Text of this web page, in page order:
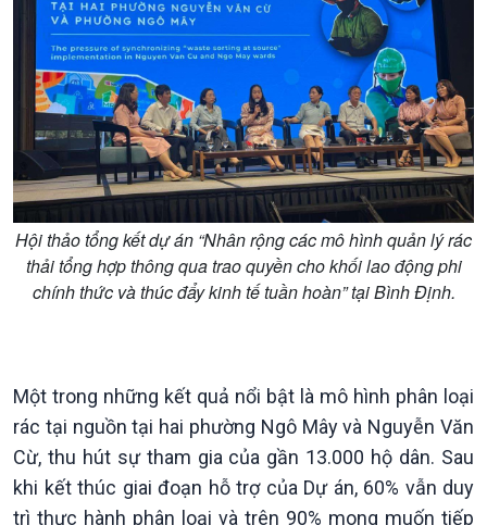
Chính trị
Tin Chính trị
Chính phủ với người dân
Quốc hội với cử tri
Xây dựng đảng
Đảng trong cuộc sống
Nhận diện sự thật
Pháp luật và đời sống
Thế giới
Tin thế giới
Vấn đề quốc tế
Hồ sơ sự kiện quốc tế
Thế giới & Việt Nam
Biên cương - Một dải vững
bền
Hội thảo tổng kết dự án “Nhân rộng các mô hình quản lý rác
thải tổng hợp thông qua trao quyền cho khối lao động phi
chính thức và thúc đẩy kinh tế tuần hoàn” tại Bình Định.
Một trong những kết quả nổi bật là mô hình phân loại
rác tại nguồn tại hai phường Ngô Mây và Nguyễn Văn
Cừ, thu hút sự tham gia của gần 13.000 hộ dân. Sau
khi kết thúc giai đoạn hỗ trợ của Dự án, 60% vẫn duy
trì thực hành phân loại và trên 90% mong muốn tiếp